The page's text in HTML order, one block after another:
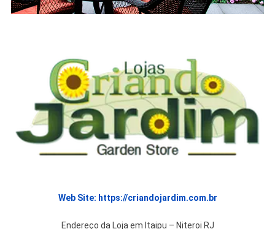
Web Site: https://criandojardim.com.br
Endereço da Loja em Itaipu – Niteroi RJ